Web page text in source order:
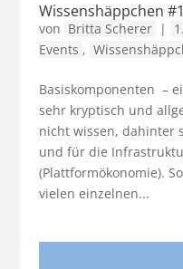
Wissenshäppchen
von Britta Scherer |
Events ,
Basiskomponenten –
sehr kryptisch und
nicht wissen, dahinter
und für die
(Plattformökonomie).
vielen einzelnen...